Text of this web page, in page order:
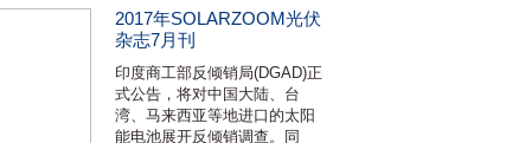
2017年SOLARZOOM光伏
杂志7月刊
印度商工部反倾销局(DGAD)正
式公告，将对中国大陆、台
湾、马来西亚等地进口的太阳
能电池展开反倾销调查。同